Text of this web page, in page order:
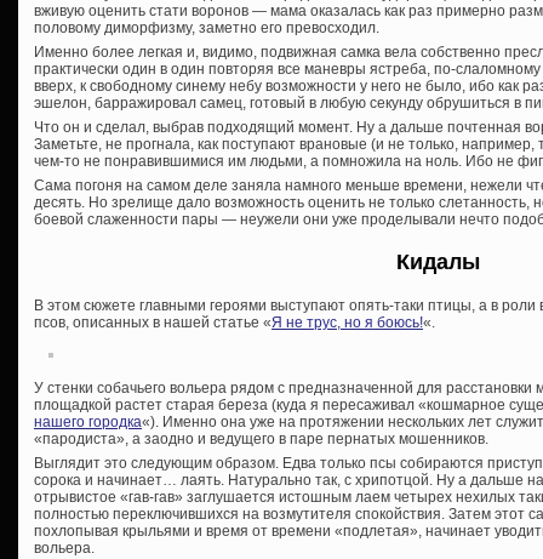
вживую оценить стати воронов — мама оказалась как раз примерно
половому диморфизму, заметно его превосходил.
Именно более легкая и, видимо, подвижная самка вела собственно
практически один в один повторяя все маневры ястреба, по-
вверх, к свободному синему небу возможности у него не было, ибо как
эшелон, барражировал самец, готовый в любую секунду обрушиться в
Что он и сделал, выбрав подходящий момент. Ну а дальше почтенная
Заметьте, не прогнала, как поступают врановые (и не только,
чем-то не понравившимися им людьми, а помножила на ноль. Ибо не
Сама погоня на самом деле заняла намного меньше времени, нежели
десять. Но зрелище дало возможность оценить не только слетанность,
боевой слаженности пары — неужели они уже проделывали нечто
Кидалы
В этом сюжете главными героями выступают опять-таки птицы, а в
псов, описанных в нашей статье «Я не трус, но я боюсь!«.
У стенки собачьего вольера рядом с предназначенной для
площадкой растет старая береза (куда я пересаживал «кошмарное
нашего городка«). Именно она уже на протяжении нескольких лет
«пародиста», а заодно и ведущего в паре пернатых мошенников.
Выглядит это следующим образом. Едва только псы собираются
сорока и начинает… лаять. Натурально так, с хрипотцой. Ну а дальше
отрывистое «гав-гав» заглушается истошным лаем четырех нехилых
полностью переключившихся на возмутителя спокойствия. Затем этот
похлопывая крыльями и время от времени «подлетая», начинает
вольера.